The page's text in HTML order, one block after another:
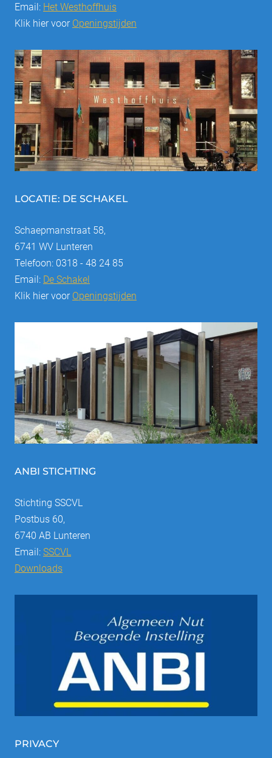
Email: Het Westhoffhuis
Klik hier voor Openingstijden
LOCATIE: DE SCHAKEL
Schaepmanstraat 58,
6741 WV Lunteren
Telefoon: 0318 - 48 24 85
Email: De Schakel
Klik hier voor Openingstijden
ANBI STICHTING
Stichting SSCVL
Postbus 60,
6740 AB Lunteren
Email: SSCVL
Downloads
PRIVACY